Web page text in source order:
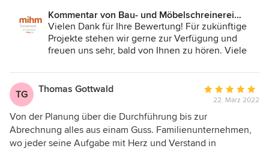
die Schreinerei Mihm zukommen und weitere Schränke in
Auftrag geben.
Kommentar von Bau- und Möbelschreinerei
Mihm GmbH & Co.KG:
Vielen Dank für Ihre Bewertung! Für zukünftige
Projekte stehen wir gerne zur Verfügung und
freuen uns sehr, bald von Ihnen zu hören. Viele
TG Thomas Gottwald
Bewertung:
5
von
5
22. März 2022
Von der Planung über die Durchführung bis zur
Abrechnung alles aus einam Guss. Familienunternehmen,
wo jeder seine Aufgabe mit Herz und Verstand in